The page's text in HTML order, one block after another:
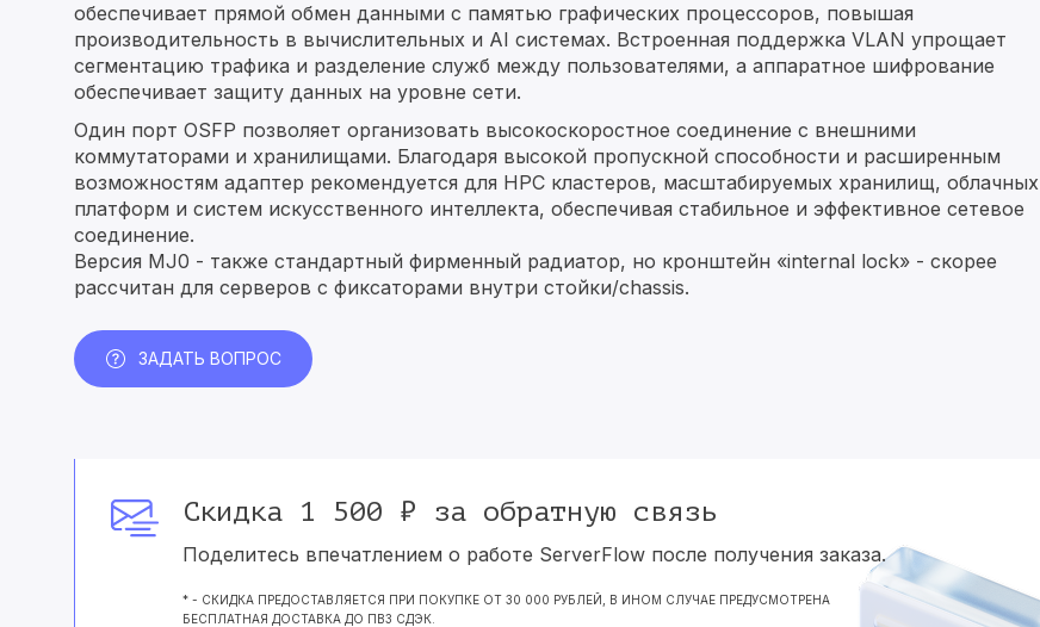
обеспечивает прямой обмен данными с памятью графических процессоров, повышая
производительность в вычислительных и AI системах. Встроенная поддержка VLAN упрощает
сегментацию трафика и разделение служб между пользователями, а аппаратное шифрование
обеспечивает защиту данных на уровне сети.
Один порт OSFP позволяет организовать высокоскоростное соединение с внешними
коммутаторами и хранилищами. Благодаря высокой пропускной способности и расширенным
возможностям адаптер рекомендуется для HPC кластеров, масштабируемых хранилищ, облачных
платформ и систем искусственного интеллекта, обеспечивая стабильное и эффективное сетевое
соединение.
Версия MJ0 - также стандартный фирменный радиатор, но кронштейн «internal lock» - скорее
рассчитан для серверов с фиксаторами внутри стойки/chassis.
ЗАДАТЬ ВОПРОС
Скидка 1 500 ₽ за обратную связь
Поделитесь впечатлением о работе ServerFlow после получения заказа.
* - СКИДКА ПРЕДОСТАВЛЯЕТСЯ ПРИ ПОКУПКЕ ОТ 30 000 РУБЛЕЙ, В ИНОМ СЛУЧАЕ ПРЕДУСМОТРЕНА
БЕСПЛАТНАЯ ДОСТАВКА ДО ПВЗ СДЭК.